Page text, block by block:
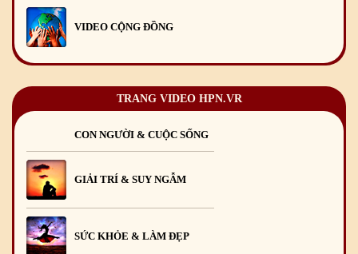
VIDEO CỘNG ĐỒNG
TRANG VIDEO HPN.VR
CON NGƯỜI & CUỘC SỐNG
GIẢI TRÍ & SUY NGẪM
SỨC KHỎE & LÀM ĐẸP